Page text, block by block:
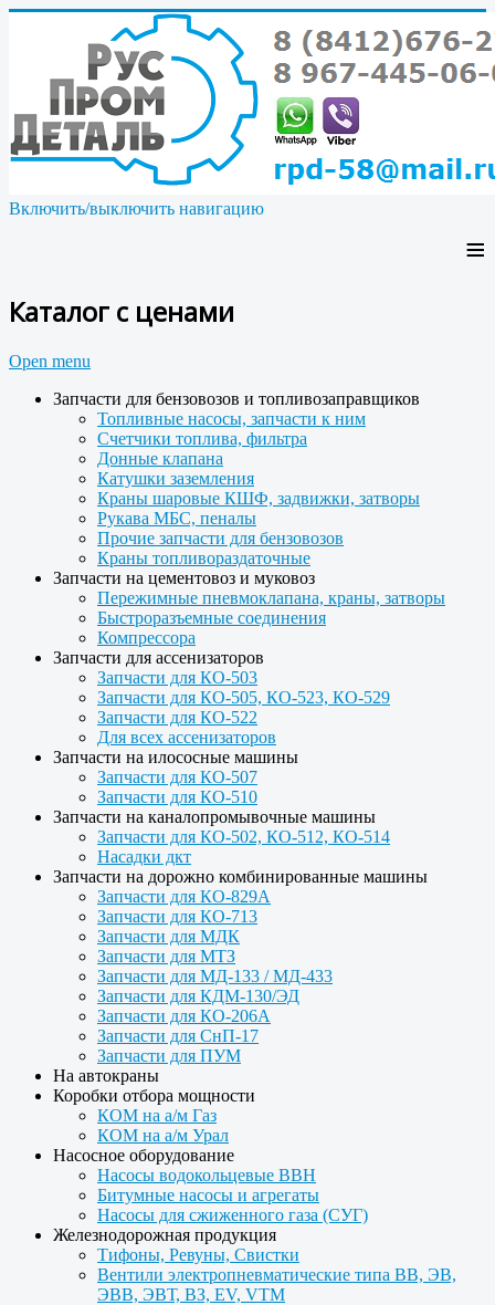
Включить/выключить навигацию
≡
Каталог с ценами
Open menu
Запчасти для бензовозов и топливозаправщиков
Топливные насосы, запчасти к ним
Счетчики топлива, фильтра
Донные клапана
Катушки заземления
Краны шаровые КШФ, задвижки, затворы
Рукава МБС, пеналы
Прочие запчасти для бензовозов
Краны топливораздаточные
Запчасти на цементовоз и муковоз
Пережимные пневмоклапана, краны, затворы
Быстроразъемные соединения
Компрессора
Запчасти для ассенизаторов
Запчасти для КО-503
Запчасти для КО-505, КО-523, КО-529
Запчасти для КО-522
Для всех ассенизаторов
Запчасти на илососные машины
Запчасти для КО-507
Запчасти для КО-510
Запчасти на каналопромывочные машины
Запчасти для КО-502, КО-512, КО-514
Насадки дкт
Запчасти на дорожно комбинированные машины
Запчасти для КО-829А
Запчасти для КО-713
Запчасти для МДК
Запчасти для МТЗ
Запчасти для МД-133 / МД-433
Запчасти для КДМ-130/ЭД
Запчасти для КО-206А
Запчасти для СнП-17
Запчасти для ПУМ
На автокраны
Коробки отбора мощности
КОМ на а/м Газ
КОМ на а/м Урал
Насосное оборудование
Насосы водокольцевые ВВН
Битумные насосы и агрегаты
Насосы для сжиженного газа (СУГ)
Железнодорожная продукция
Тифоны, Ревуны, Свистки
Вентили электропневматические типа ВВ, ЭВ,
ЭВВ, ЭВТ, ВЗ, EV, VTM